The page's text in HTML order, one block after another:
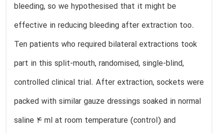
bleeding, so we hypothesised that it might be
effective in reducing bleeding after extraction too.
Ten patients who required bilateral extractions took
part in this split-mouth, randomised, single-blind,
controlled clinical trial. After extraction, sockets were
packed with similar gauze dressings soaked in normal
saline 4 ml at room temperature (control) and